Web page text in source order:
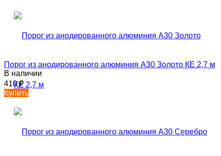
Порог из анодированного алюминия А30 Золото КЕ 2,7 м
В наличии
410₽
Купить